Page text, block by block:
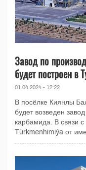
Завод по
будет построен в
01.04.2024 - 12:22
В посёлке Киянлы
будет возведен
карбамида. В связи
Türkmenhimiýa от